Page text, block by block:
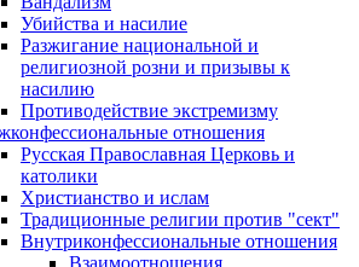
Убийства и насилие
Разжигание национальной и
религиозной розни и призывы к
насилию
Противодействие экстремизму
отношения
Русская Православная Церковь и
католики
Христианство и ислам
Традиционные религии против "сект"
Внутриконфессиональные отношения